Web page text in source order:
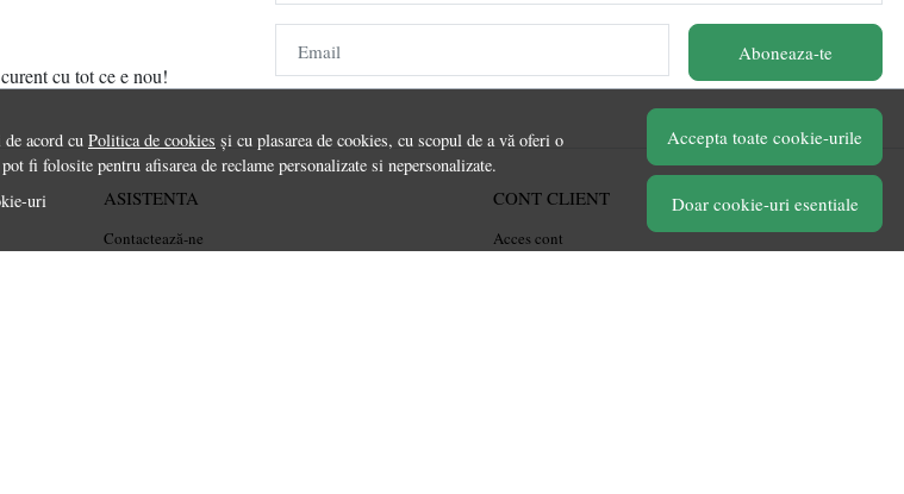
acord cu Politica de cookies și cu plasarea de cookies, cu scopul de a vă oferi o
fi folosite pentru afisarea de reclame personalizate si nepersonalizate.
uri
Accepta toate cookie-urile
Doar cookie-uri esentiale
cu tot ce e nou!
Email Aboneaza-te
ASISTENTA
Contactează-ne
CONT CLIENT
Acces cont